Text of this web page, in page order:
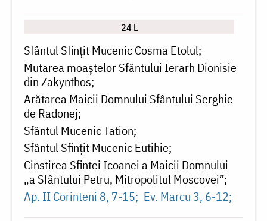
24 L
Sfântul Sfințit Mucenic Cosma Etolul
Mutarea moaștelor Sfântului Ierarh Dionisie
din Zakynthos
Arătarea Maicii Domnului Sfântului Serghie
de Radonej
Sfântul Mucenic Tation
Sfântul Sfințit Mucenic Eutihie
Cinstirea Sfintei Icoanei a Maicii Domnului
„a Sfântului Petru, Mitropolitul Moscovei”
Ap. II Corinteni 8, 7-15 Ev. Marcu 3, 6-12